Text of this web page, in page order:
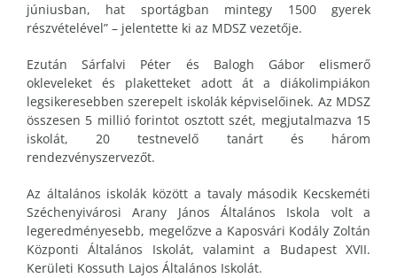
júniusban, hat sportágban mintegy 1500 gyerek
részvételével” – jelentette ki az MDSZ vezetője.
Ezután Sárfalvi Péter és Balogh Gábor elismerő
okleveleket és plaketteket adott át a diákolimpiákon
legsikeresebben szerepelt iskolák képviselőinek. Az MDSZ
összesen 5 millió forintot osztott szét, megjutalmazva 15
iskolát, 20 testnevelő tanárt és három
rendezvényszervezőt.
Az általános iskolák között a tavaly második Kecskeméti
Széchenyivárosi Arany János Általános Iskola volt a
legeredményesebb, megelőzve a Kaposvári Kodály Zoltán
Központi Általános Iskolát, valamint a Budapest XVII.
Kerületi Kossuth Lajos Általános Iskolát.